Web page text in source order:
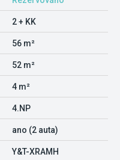
2 + KK
56 m²
52 m²
4 m²
4.NP
ano (2 auta)
Y&T-XRAMH